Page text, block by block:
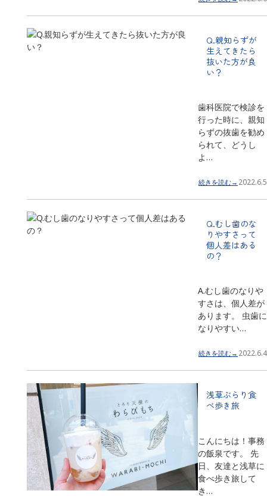
Q.親知らずが
生えてきたら
抜いた方が良
い？
歯科医院で検診を
行った時に、親知
らずの抜歯を勧め
られて、どうし
よ…
続きを読む→ 2022.6.5
Q.むし歯のな
りやすさって
個人差はある
の？
A.むし歯のなりや
すさは、個人差が
あります。 虫歯に
なりやすい…
続きを読む→ 2022.6.4
浅草ぶらり食
べ歩き旅
こんにちは！事務
の飯泉です。 先
日、友達と浅草に
食べ歩き旅して
き…